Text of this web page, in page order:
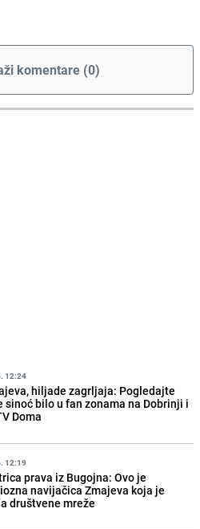
komentare (0)
12:24
hiljade zagrljaja: Pogledajte
sinoć bilo u fan zonama na Dobrinji i
Doma
12:19
prava iz Bugojna: Ovo je
navijačica Zmajeva koja je
društvene mreže